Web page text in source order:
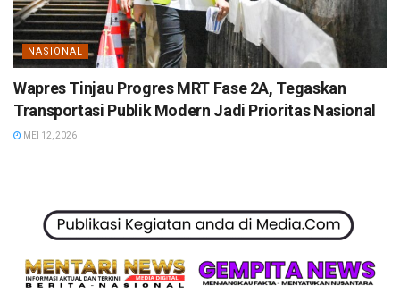
NASIONAL
Wapres Tinjau Progres MRT Fase 2A, Tegaskan
Transportasi Publik Modern Jadi Prioritas Nasional
MEI 12, 2026